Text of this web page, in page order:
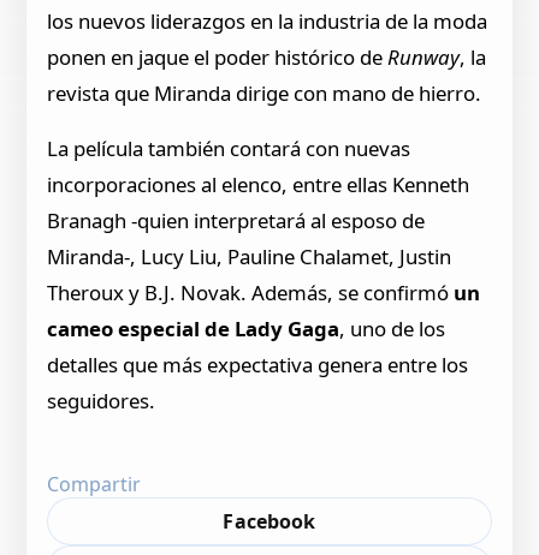
los nuevos liderazgos en la industria de la moda
ponen en jaque el poder histórico de Runway, la
revista que Miranda dirige con mano de hierro.
La película también contará con nuevas
incorporaciones al elenco, entre ellas Kenneth
Branagh -quien interpretará al esposo de
Miranda-, Lucy Liu, Pauline Chalamet, Justin
Theroux y B.J. Novak. Además, se confirmó un
cameo especial de Lady Gaga, uno de los
detalles que más expectativa genera entre los
seguidores.
Compartir
Facebook